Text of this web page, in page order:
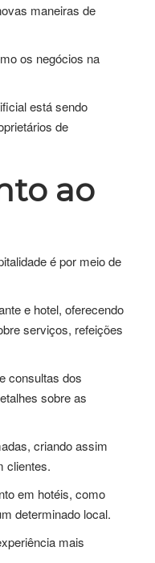
maneiras de
os negócios na
está sendo
de
ao
é por meio de
e hotel, oferecendo
serviços, refeições
consultas dos
sobre as
criando assim
clientes.
em hotéis, como
determinado local.
mais